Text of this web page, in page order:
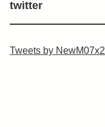
twitter
Tweets by NewM07x2